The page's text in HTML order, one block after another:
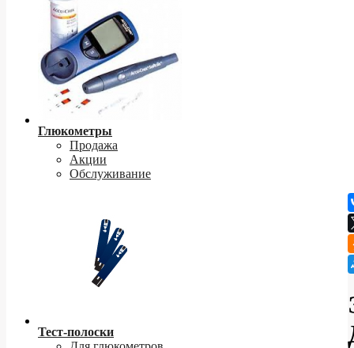
Глюкометры
Продажа
Акции
Обслуживание
Тест-полоски